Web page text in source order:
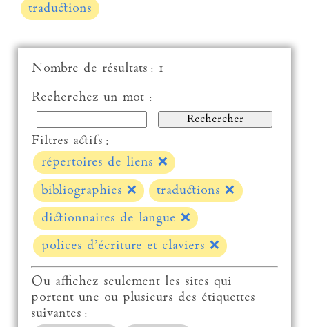
traductions
Nombre de résultats : 1
Recherchez un mot :
Filtres actifs :
répertoires de liens ❌
bibliographies ❌ traductions❌
dictionnaires de langue ❌
polices d’écriture et claviers ❌
Ou affichez seulement les sites qui
portent une ou plusieurs des étiquettes
suivantes :